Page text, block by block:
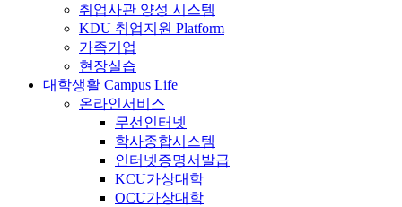
취업사관 양성 시스템
KDU 취업지원 Platform
가족기업
현장실습
대학생활 Campus Life
온라인서비스
무선인터넷
학사종합시스템
인터넷증명서발급
KCU가상대학
OCU가상대학